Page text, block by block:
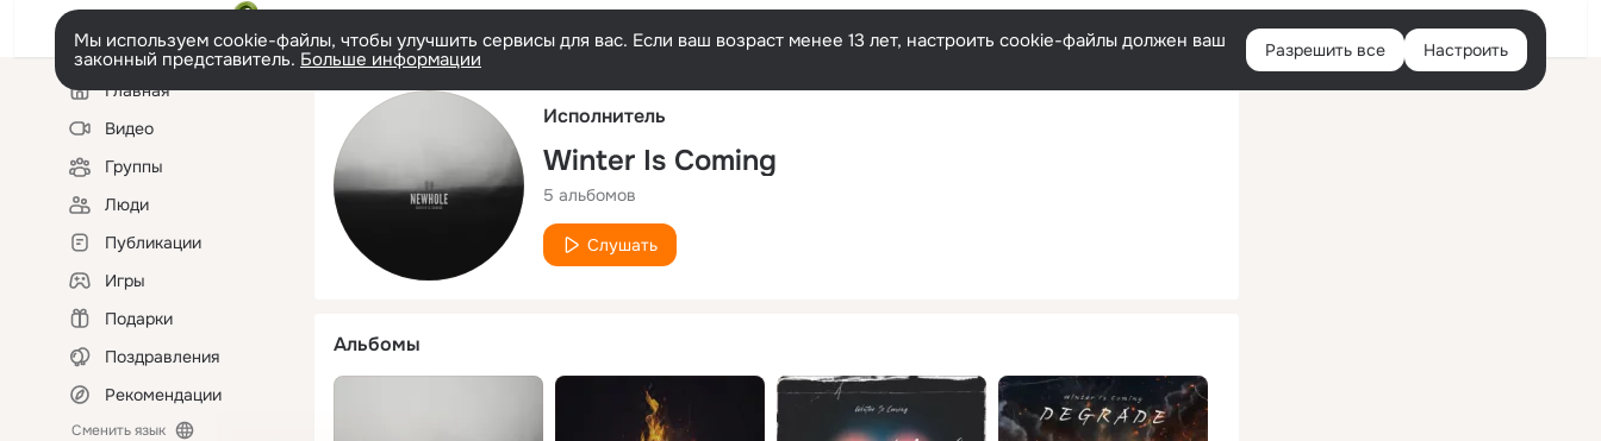
Русский Войти
Мы используем cookie-файлы, чтобы улучшить сервисы для вас. Если ваш возраст менее 13 лет, настроить cookie-файлы должен ваш
законный представитель. Больше информации Разрешить все Настроить
Левая
колонкаГлавная
Видео
Группы
Люди
Публикации
Игры
Подарки
Поздравления
Рекомендации
Сменить язык
Исполнитель
Winter Is Coming
5 альбомов
Слушать
Альбомы